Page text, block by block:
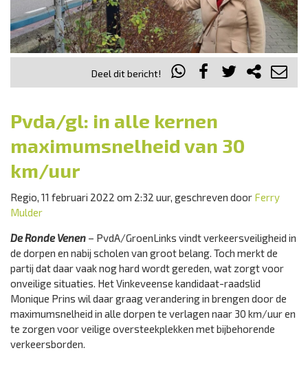
Deel dit bericht!
Pvda/gl: in alle kernen
maximumsnelheid van 30
km/uur
Regio, 11 februari 2022 om 2:32 uur, geschreven door Ferry
Mulder
De Ronde Venen – PvdA/GroenLinks vindt verkeersveiligheid in
de dorpen en nabij scholen van groot belang. Toch merkt de
partij dat daar vaak nog hard wordt gereden, wat zorgt voor
onveilige situaties. Het Vinkeveense kandidaat-raadslid
Monique Prins wil daar graag verandering in brengen door de
maximumsnelheid in alle dorpen te verlagen naar 30 km/uur en
te zorgen voor veilige oversteekplekken met bijbehorende
verkeersborden.